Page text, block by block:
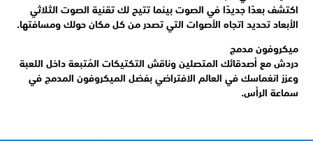
اكتشف بعدًا جديدًا في الصوت بينما تتيح لك تقنية الصوت الثلاثي
الأبعاد تحديد اتجاه الأصوات التي تصدر من كل مكان حولك ومسافتها.
ميكروفون مدمج
دردش مع أصدقائك المتصلين وناقش التكتيكات المُتبعة داخل اللعبة
وعزز انغماسك في العالم الافتراضي بفضل الميكروفون المدمج في
سماعة الرأس.